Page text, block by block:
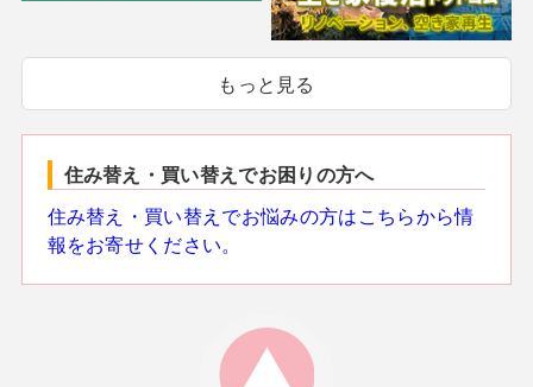
もっと見る
住み替え・買い替えでお困りの方へ
住み替え・買い替えでお悩みの方はこちらから情
報をお寄せください。